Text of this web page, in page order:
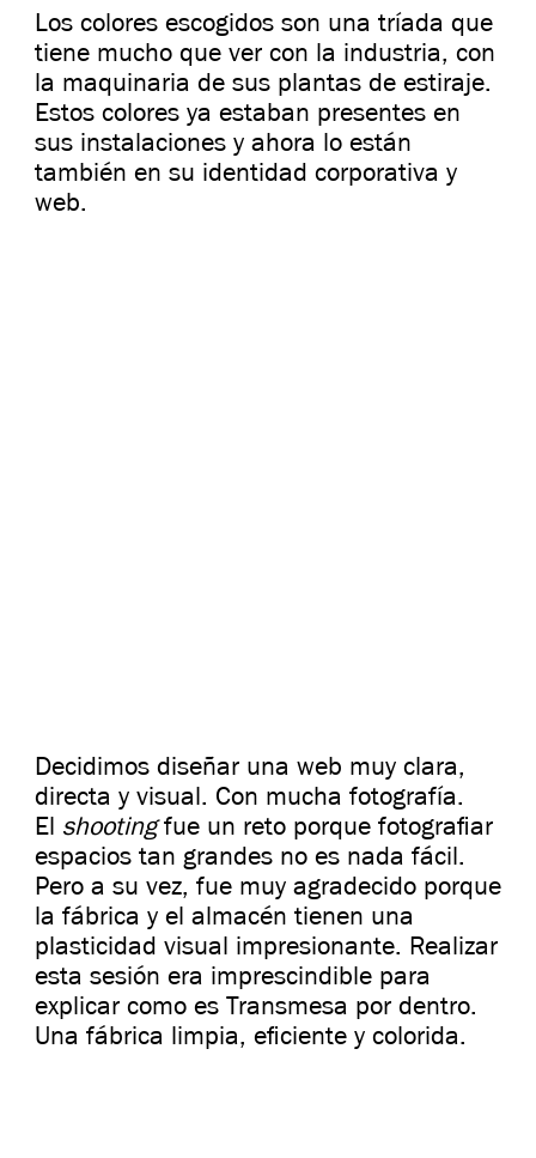
Los colores escogidos son una tríada que
tiene mucho que ver con la industria, con
la maquinaria de sus plantas de estiraje.
Estos colores ya estaban presentes en
sus instalaciones y ahora lo están
también en su identidad corporativa y
web.
Decidimos diseñar una web muy clara,
directa y visual. Con mucha fotografía.
El shootingfue un reto porque fotografiar
espacios tan grandes no es nada fácil.
Pero a su vez, fue muy agradecido porque
la fábrica y el almacén tienen una
plasticidad visual impresionante. Realizar
esta sesión era imprescindible para
explicar como es Transmesa por dentro.
Una fábrica limpia, eficiente y colorida.